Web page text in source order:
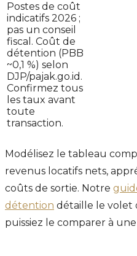
Postes de coût
indicatifs 2026 ;
pas un conseil
fiscal. Coût de
détention (PBB
~0,1 %) selon
DJP/pajak.go.id.
Confirmez tous
les taux avant
toute
transaction.
Modélisez le tableau
revenus locatifs nets,
coûts de sortie. Notre
détention détaille le volet
puissiez le comparer à